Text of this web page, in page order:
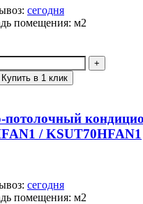
сегодня
помещения: м2
Купить в 1 клик
/ KSUT70HFAN1
сегодня
помещения: м2